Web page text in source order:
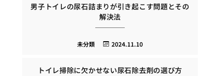
男子トイレの尿石詰まりが引き起こす問題とその
解決法
2024.11.10
未分類
トイレ掃除に欠かせない尿石除去剤の選び方